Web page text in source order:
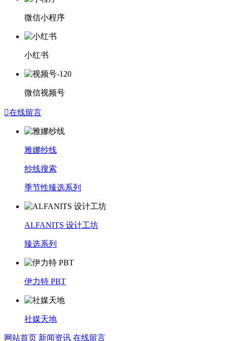
微信小程序
小红书
微信视频号
在线留言
雅娜纱线
纱线搜索
季节性臻选系列
ALFANITS 设计工坊
臻选系列
伊力特 PBT
社媒天地
网站首页 新闻资讯 在线留言